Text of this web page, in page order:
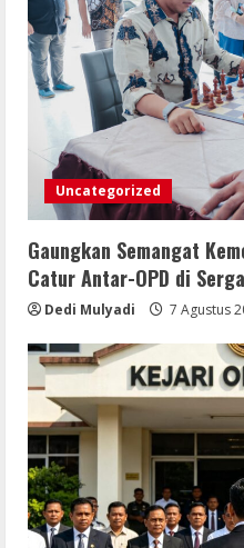
Uncategorized
Gaungkan Semangat
Catur Antar-OPD di
Dedi Mulyadi 7 Agustus